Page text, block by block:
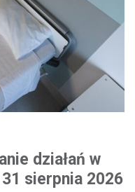
działań w
sierpnia 2026